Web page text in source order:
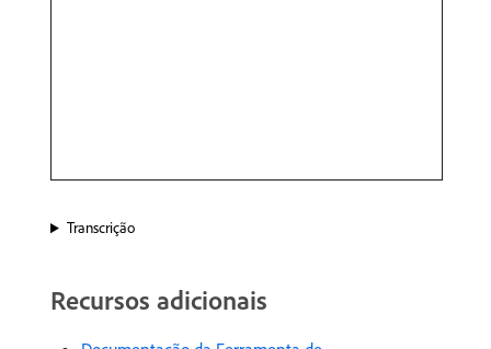
Transcrição
Recursos adicionais